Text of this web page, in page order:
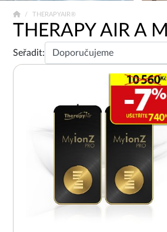
THERAPYAIR®
THERAPY AIR A
Seřadit: